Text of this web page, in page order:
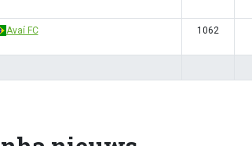
Avaí FC 1062